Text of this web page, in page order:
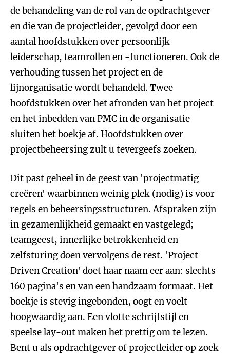
de behandeling van de rol van de opdrachtgever
en die van de projectleider, gevolgd door een
aantal hoofdstukken over persoonlijk
leiderschap, teamrollen en -functioneren. Ook de
verhouding tussen het project en de
lijnorganisatie wordt behandeld. Twee
hoofdstukken over het afronden van het project
en het inbedden van PMC in de organisatie
sluiten het boekje af. Hoofdstukken over
projectbeheersing zult u tevergeefs zoeken.
Dit past geheel in de geest van 'projectmatig
creëren' waarbinnen weinig plek (nodig) is voor
regels en beheersingsstructuren. Afspraken zijn
in gezamenlijkheid gemaakt en vastgelegd;
teamgeest, innerlijke betrokkenheid en
zelfsturing doen vervolgens de rest. 'Project
Driven Creation' doet haar naam eer aan: slechts
160 pagina's en van een handzaam formaat. Het
boekje is stevig ingebonden, oogt en voelt
hoogwaardig aan. Een vlotte schrijfstijl en
speelse lay-out maken het prettig om te lezen.
Bent u als opdrachtgever of projectleider op zoek